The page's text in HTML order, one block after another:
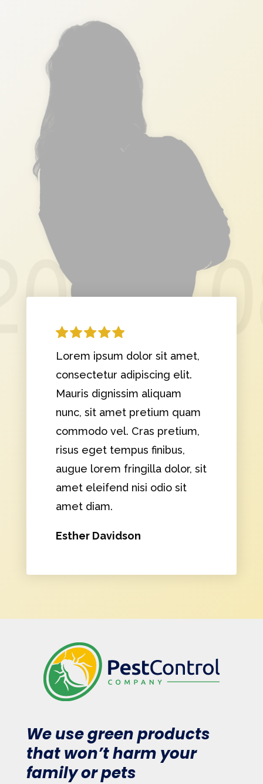
Lorem ipsum dolor sit amet,
consectetur adipiscing elit.
Mauris dignissim aliquam
nunc, sit amet pretium quam
commodo vel. Cras pretium,
risus eget tempus finibus,
augue lorem fringilla dolor, sit
amet eleifend nisi odio sit
amet diam.
Esther Davidson
We use green products
that won’t harm your
family or pets